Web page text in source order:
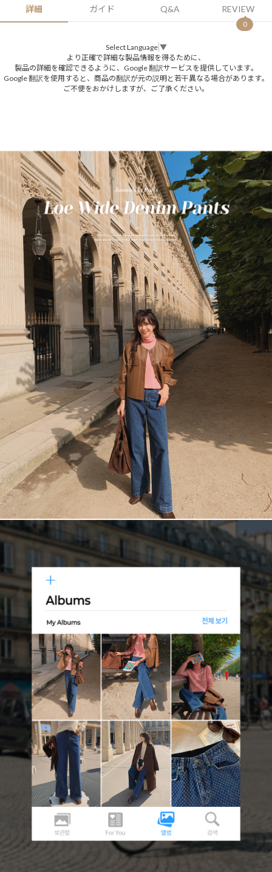
詳細 ガイド Q&A REVIEW
0
Select Language ▼
より正確で詳細な製品情報を得るために、
製品の詳細を確認できるように、Google 翻訳サービスを提供しています。
Google 翻訳を使用すると、商品の翻訳が元の説明と若干異なる場合があります。
ご不便をおかけしますが、ご了承ください。